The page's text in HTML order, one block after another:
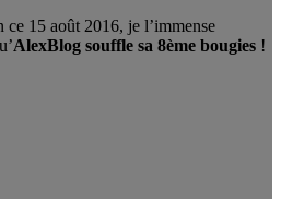
ce 15 août 2016, je l’immense
AlexBlog souffle sa 8ème bougies !